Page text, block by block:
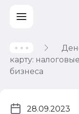
карту:
бизнеса
28.09.2023
Учет и